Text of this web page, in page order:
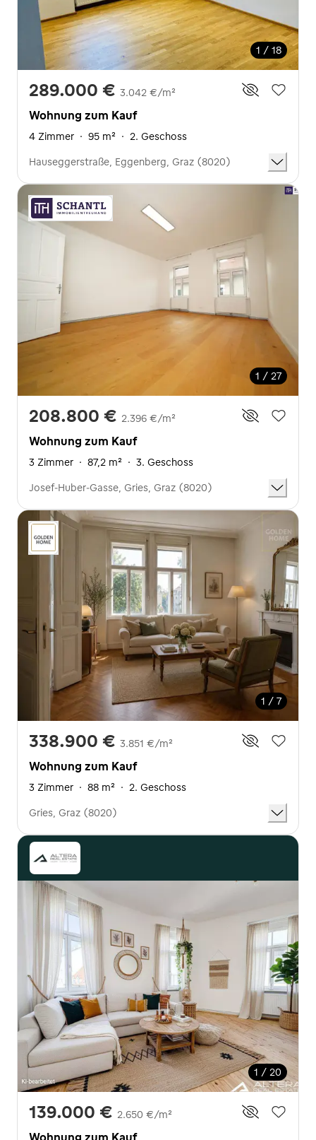
1 / 18
289.000 € 3.042 €/m²
Wohnung zum Kauf
4 Zimmer · 95 m² · 2. Geschoss
Hauseggerstraße, Eggenberg, Graz (8020)
1 / 27
208.800 € 2.396 €/m²
Wohnung zum Kauf
3 Zimmer · 87,2 m² · 3. Geschoss
Josef-Huber-Gasse, Gries, Graz (8020)
1 / 7
338.900 € 3.851 €/m²
Wohnung zum Kauf
3 Zimmer · 88 m² · 2. Geschoss
Gries, Graz (8020)
1 / 20
139.000 € 2.650 €/m²
Wohnung zum Kauf